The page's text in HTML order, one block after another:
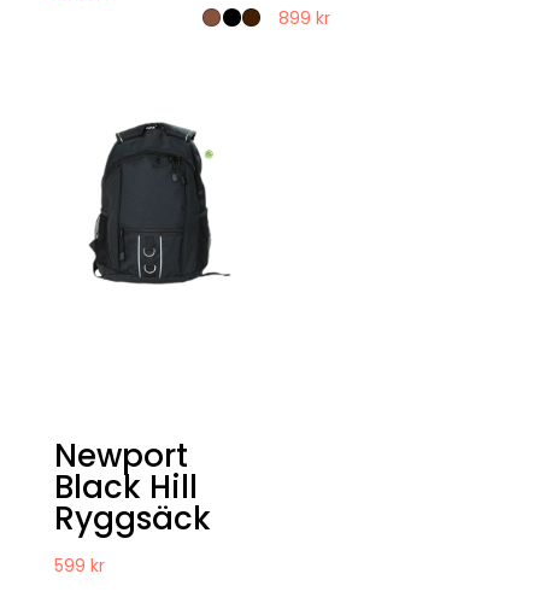
899kr
Newport
Black Hill
Ryggsäck
599 kr